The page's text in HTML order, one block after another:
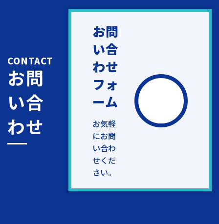
CONTACT
お問
い合
わせ
お問
い合
わせ
フォ
ーム
お気軽
にお問
い合わ
せくだ
さい。